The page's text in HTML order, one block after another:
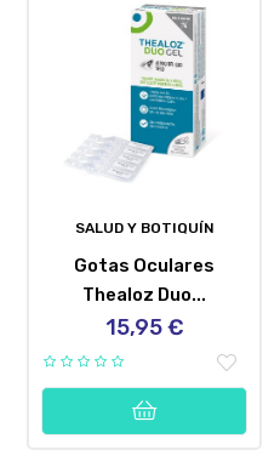
SALUD Y BOTIQUÍN
Gotas Oculares
Thealoz Duo...
Precio
15,95 €